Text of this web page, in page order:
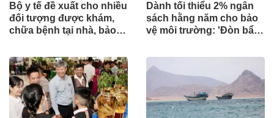
Bộ y tế đề xuất cho nhiều
đối tượng được khám,
chữa bệnh tại nhà, bảo
Dành tối thiểu 2% ngân
sách hằng năm cho bảo
vệ môi trường: 'Đòn bẩy'
ngoặt quản trị hiện đại